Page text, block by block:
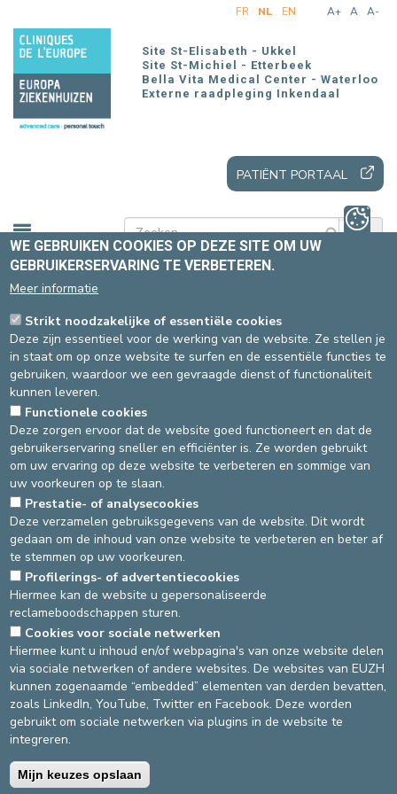
en
naar
inhoud
gaan
A+ A A-
FR NL EN
Site St-Elisabeth - Ukkel
Site St-Michiel - Etterbeek
Bella Vita Medical Center - Waterloo
Externe raadpleging Inkendaal
PATIËNT PORTAAL
Home Patiënten en bezoekers
LIGGING PEDIATRIE
HET TEAM BEZOEKUREN LIGGING
HET VERBLIJF VOORBEREIDEN HET VERBLIJF
De dienst Pediatrie bevindt zich op de 2e verdieping van de site
St-Elisabeth.
Bron: Hoofdverpleegkundige Pediatrie -
10/02/2020
DEVELOP / REDUCE
asbl Cliniques de l’Europe – Europa Ziekenhuizen vzw
N° d’entreprise : 0432011571
Algemene gebruiksvoorwaarden
WE GEBRUIKEN COOKIES OP DEZE SITE OM UW
GEBRUIKERSERVARING TE VERBETEREN.
Meer informatie
Strikt noodzakelijke of essentiële cookies
Deze zijn essentieel voor de werking van de website. Ze stellen je
in staat om op onze website te surfen en de essentiële functies te
gebruiken, waardoor we een gevraagde dienst of functionaliteit
kunnen leveren.
Functionele cookies
Deze zorgen ervoor dat de website goed functioneert en dat de
gebruikerservaring sneller en efficiënter is. Ze worden gebruikt
om uw ervaring op deze website te verbeteren en sommige van
uw voorkeuren op te slaan.
Prestatie- of analysecookies
Deze verzamelen gebruiksgegevens van de website. Dit wordt
gedaan om de inhoud van onze website te verbeteren en beter af
te stemmen op uw voorkeuren.
Profilerings- of advertentiecookies
Hiermee kan de website u gepersonaliseerde
reclameboodschappen sturen.
Cookies voor sociale netwerken
Hiermee kunt u inhoud en/of webpagina's van onze website delen
via sociale netwerken of andere websites. De websites van EUZH
kunnen zogenaamde “embedded” elementen van derden bevatten,
zoals LinkedIn, YouTube, Twitter en Facebook. Deze worden
gebruikt om sociale netwerken via plugins in de website te
integreren.
Mijn keuzes opslaan